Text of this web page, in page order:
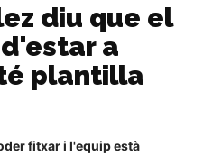
diu que el
a
plantilla
fitxar i l'equip està